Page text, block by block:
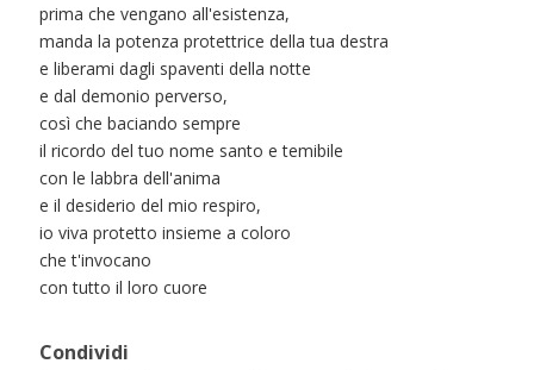
prima che vengano all'esistenza,
manda la potenza protettrice della tua destra
e liberami dagli spaventi della notte
e dal demonio perverso,
così che baciando sempre
il ricordo del tuo nome santo e temibile
con le labbra dell'anima
e il desiderio del mio respiro,
io viva protetto insieme a coloro
che t'invocano
con tutto il loro cuore
Condividi